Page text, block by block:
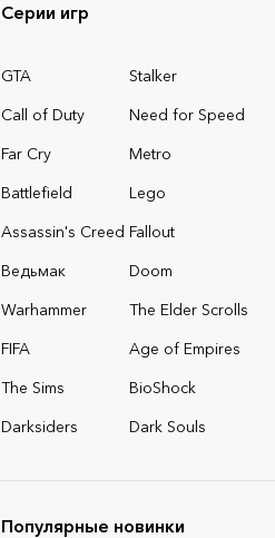
Серии игр
GTA
Stalker
Call of Duty
Need for Speed
Far Cry
Metro
Battlefield
Lego
Assassin's Creed Fallout
Ведьмак
Doom
Warhammer
The Elder Scrolls
FIFA
Age of Empires
The Sims
BioShock
Darksiders
Dark Souls
Популярные новинки